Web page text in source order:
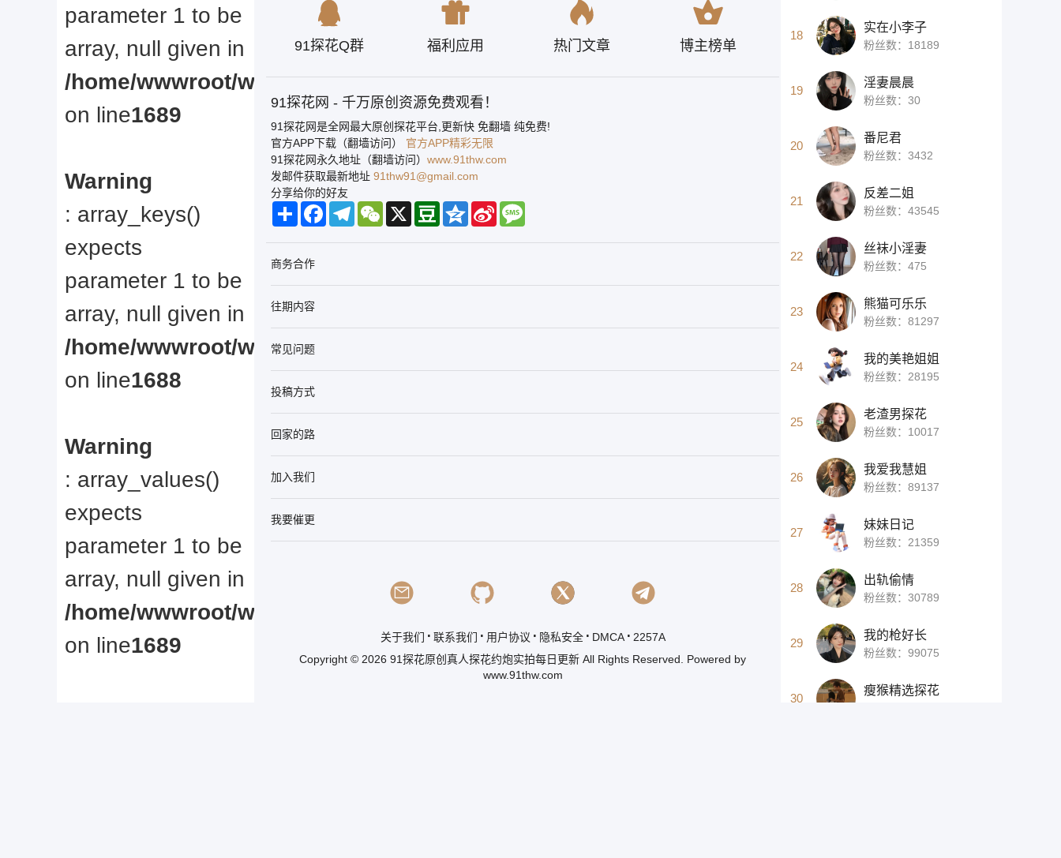
parameter 1 to be
array, null given in
/home/wwwroot/web/www/usr/libdb.php
on line1689
Warning
: array_keys()
expects
parameter 1 to be
array, null given in
/home/wwwroot/web/www/usr/libdb.php
on line1688
Warning
: array_values()
expects
parameter 1 to be
array, null given in
/home/wwwroot/web/www/usr/libdb.php
on line1689
18
实在小李子
粉丝数：18189
19
淫妻晨晨
粉丝数：30
20
番尼君
粉丝数：3432
21
反差二姐
粉丝数：43545
22
丝袜小淫妻
粉丝数：475
23
熊猫可乐乐
粉丝数：81297
24
我的美艳姐姐
粉丝数：28195
25
老渣男探花
粉丝数：10017
26
我爱我慧姐
粉丝数：89137
27
妹妹日记
粉丝数：21359
28
出轨偷情
粉丝数：30789
29
我的枪好长
粉丝数：99075
30
瘦猴精选探花
91探花Q群 福利应用 热门文章 博主榜单
91探花网 - 千万原创资源免费观看！
91探花网是全网最大原创探花平台,更新快 免翻墙 纯免费!
官方APP下载（翻墙访问）
官方APP精彩无限
91探花网永久地址（翻墙访问） www.91thw.com
发邮件获取最新地址 91thw91@gmail.com
分享给你的好友
Share
FacebookTelegramWeChat DoubanQzoneSina
Weibo
Message
商务合作
往期内容
常见问题
投稿方式
回家的路
加入我们
我要催更
关于我们 . 联系我们 . 用户协议 . 隐私安全 . DMCA . 2257A
Copyright © 2026 91探花原创真人探花约炮实拍每日更新 All Rights Reserved. Powered by
www.91thw.com